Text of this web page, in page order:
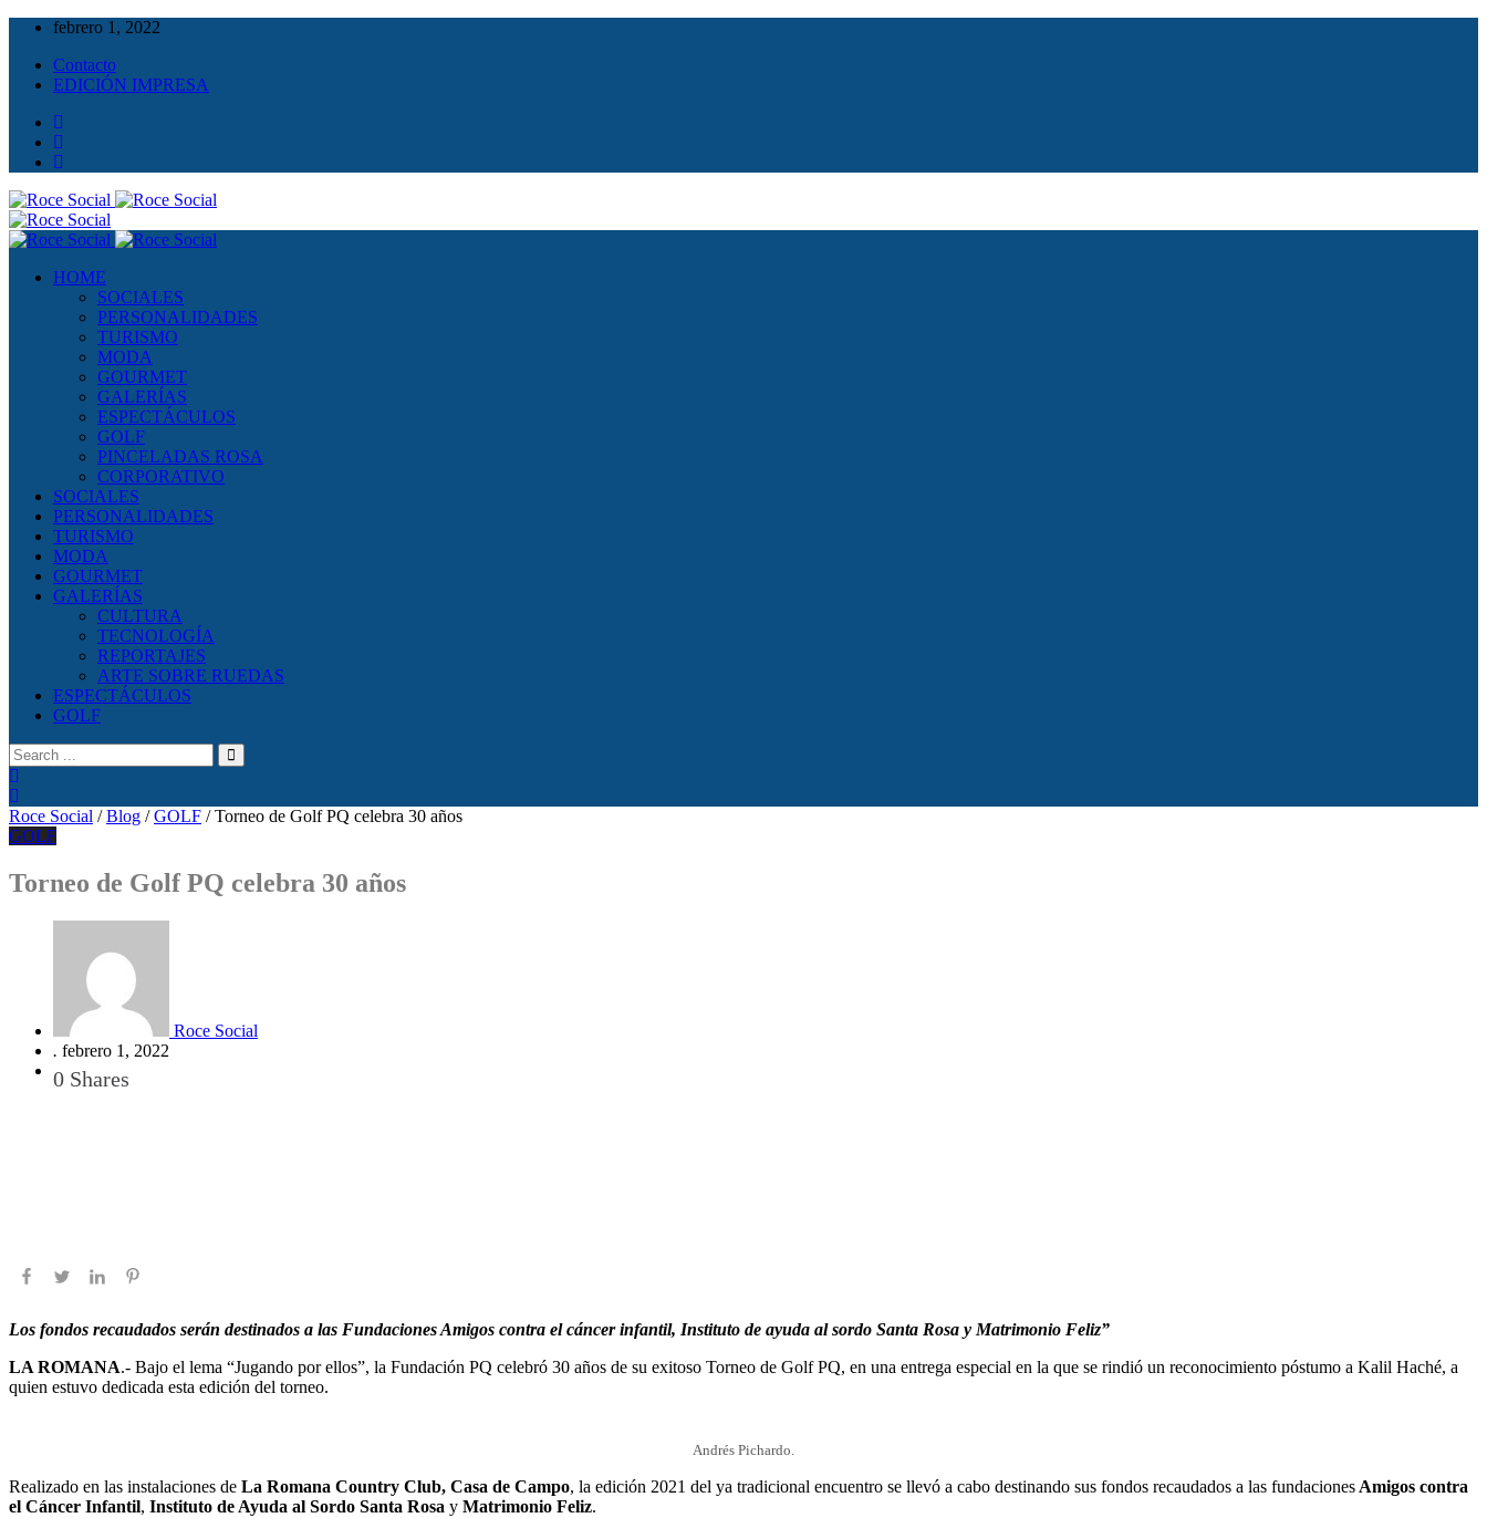
febrero 1, 2022
Contacto
EDICIÓN IMPRESA
HOME
SOCIALES
PERSONALIDADES
TURISMO
MODA
GOURMET
GALERÍAS
ESPECTÁCULOS
GOLF
PINCELADAS ROSA
CORPORATIVO
SOCIALES
PERSONALIDADES
TURISMO
MODA
GOURMET
GALERÍAS
CULTURA
TECNOLOGÍA
REPORTAJES
ARTE SOBRE RUEDAS
ESPECTÁCULOS
GOLF
Roce Social /Blog /GOLF /Torneo de Golf PQ celebra 30 años
GOLF
Torneo de Golf PQ celebra 30 años
Roce Social
. febrero 1, 2022
Shares
0
Los fondos recaudados serán destinados a las Fundaciones Amigos contra el cáncer infantil, Instituto de ayuda al sordo Santa Rosa y Matrimonio Feliz”
LA ROMANA.- Bajo el lema “Jugando por ellos”, la Fundación PQ celebró 30 años de su exitoso Torneo de Golf PQ, en una entrega especial en la que se rindió un reconocimiento póstumo a Kalil Haché, a
quien estuvo dedicada esta edición del torneo.
Andrés Pichardo.
Realizado en las instalaciones de La Romana Country Club, Casa de Campo, la edición 2021 del ya tradicional encuentro se llevó a cabo destinando sus fondos recaudados a las fundaciones Amigos contra
el Cáncer Infantil, Instituto de Ayuda al Sordo Santa Rosa y Matrimonio Feliz.